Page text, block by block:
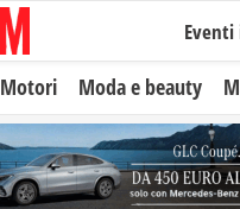
Eventi
Motori Moda e beauty